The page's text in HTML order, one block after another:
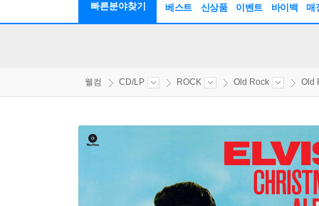
빠른분야찾기 베스트 신상품 이벤트 바이백 매
웰컴 CD/LP ROCK Old Rock Old